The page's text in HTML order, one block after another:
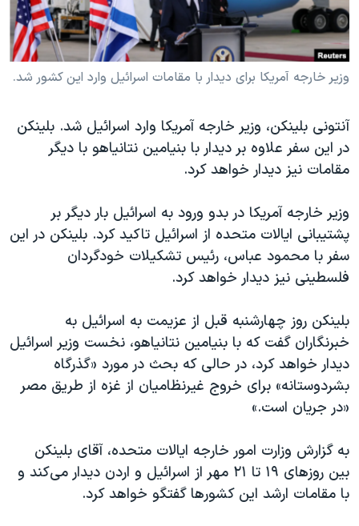
فرهنگ و زندگی
حقوق شهروندی
اقتصادی
اسرائیل در جنگ
گالری عکس
مستندها
انتخابات ریاست جمهوری آمریکا ۲۰۲۴
حمله جمهوری اسلامی به اسرائیل
ورزش زنان در ایران
اعتراضات زن، زندگی، آزادی
تریبونال مردمی آبان ۹۸
دادگاه حمید نوری
چهل سال گروگان‌گیری
اعتراضات مردمی آبان ۹۸
اسرائیل در جنگ
نرگس محمدی برنده جایزه نوبل صلح
همایش محافظه‌کاران آمریکا «سی‌پک»
صفحه‌های ویژه
سفر پرزیدنت ترامپ به چین
دنبال کنید
زبانهای مختلف
وزیر خارجه آمریکا برای دیدار با مقامات اسرائیل وارد این کشور شد.
آنتونی بلینکن، وزیر خارجه آمریکا وارد اسرائیل شد. بلینکن
در این سفر علاوه بر دیدار با بنیامین نتانیاهو با دیگر
مقامات نیز دیدار خواهد کرد.
وزیر خارجه آمریکا در بدو ورود به اسرائیل بار دیگر بر
پشتیبانی ایالات متحده از اسرائیل تاکید کرد. بلینکن در این
سفر با محمود عباس، رئیس تشکیلات خودگردان
فلسطینی نیز دیدار خواهد کرد.
بلینکن روز چهارشنبه قبل از عزیمت به اسرائیل به
خبرنگاران گفت که با بنیامین نتانیاهو، نخست وزیر اسرائیل
دیدار خواهد کرد، در حالی که بحث در مورد «گذرگاه
بشردوستانه» برای خروج غیرنظامیان از غزه از طریق مصر
«در جریان است.»
به گزارش وزارت امور خارجه ایالات متحده، آقای بلینکن
بین روزهای ۱۹ تا ۲۱ مهر از اسرائیل و اردن دیدار می‌کند و
با مقامات ارشد این کشورها گفتگو خواهد کرد.